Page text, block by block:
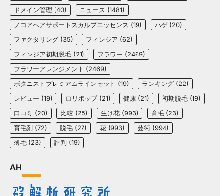
ドメイン管理 (40) ニュース (1481)
ノコアヘアサポートスカルプエッセンス (19) ハゲ (20)
ファクタリング (35) フィンジア (62)
フィンジア初期脱毛 (21) フラワー (2469)
フラワーアレンジメント (2469)
ボタニストプレミアムラインセット (19) ランキング (22)
レビュー (19) ロリポップ(21) 健康 (21) 初期脱毛 (19)
口コミ (20) 比較 (25) 生け花 (993) 育毛 (23)
育毛剤 (72) 脱毛 (27) 花 (993) 芸術 (994)
薄毛 (23) 評判 (19)
AH